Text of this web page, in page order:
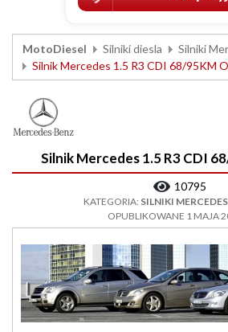
MotoDiesel Silniki diesla
Silniki
Silnik Mercedes 1.5 R3 CDI 68/95KM
Silnik Mercedes 1.5 R3 CDI
10795
KATEGORIA: SILNIKI
OPUBLIKOWANE 1 MAJA